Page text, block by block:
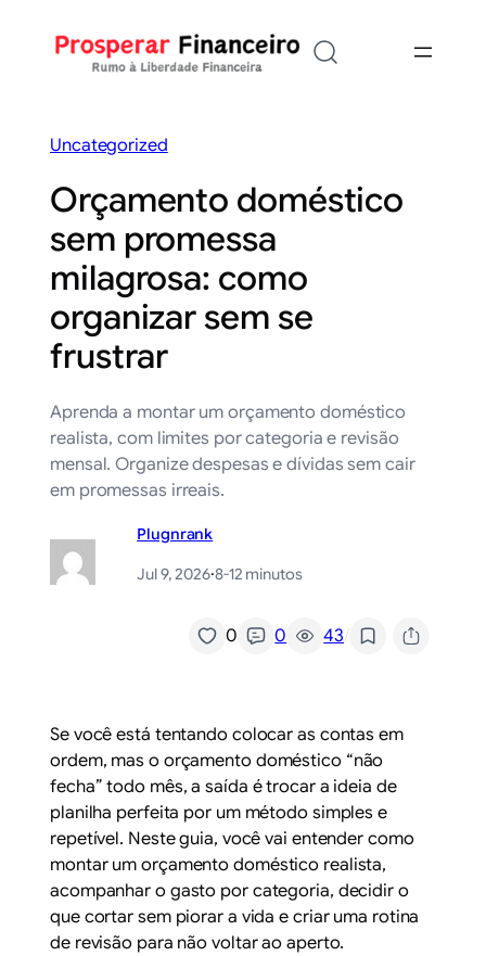
Uncategorized
Orçamento doméstico
sem promessa
milagrosa: como
organizar sem se
frustrar
Aprenda a montar um orçamento doméstico
realista, com limites por categoria e revisão
mensal. Organize despesas e dívidas sem cair
em promessas irreais.
Plugnrank
Jul 9, 2026·8-12 minutos
0 0 43/
Se você está tentando colocar as contas em
ordem, mas o orçamento doméstico “não
fecha” todo mês, a saída é trocar a ideia de
planilha perfeita por um método simples e
repetível. Neste guia, você vai entender como
montar um orçamento doméstico realista,
acompanhar o gasto por categoria, decidir o
que cortar sem piorar a vida e criar uma rotina
de revisão para não voltar ao aperto.